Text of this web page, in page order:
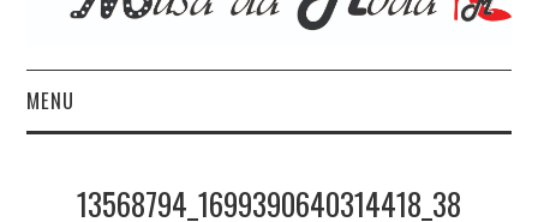
MENU
13568794_1699390640314418_38